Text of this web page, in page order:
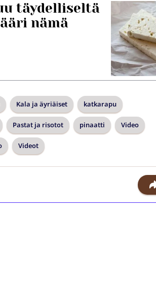
täydelliseltä
nämä
Kala ja äyriäiset katkarapu
Pastat ja risotot pinaatti Video
Videot